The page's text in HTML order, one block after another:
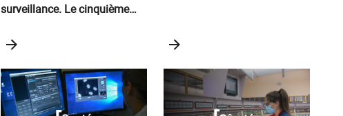
surveillance. Le cinquième
dans Pour la science est